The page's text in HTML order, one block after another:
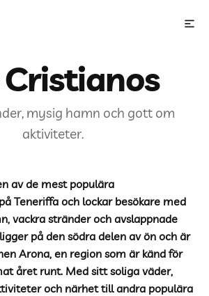
Cristianos
mysig hamn och gott om
aktiviteter.
av de mest populära
Teneriffa och lockar besökare med
vackra stränder och avslappnade
på den södra delen av ön och är
Arona, en region som är känd för
året runt. Med sitt soliga väder,
och närhet till andra populära